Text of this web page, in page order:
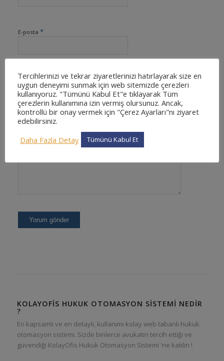
E-posta *
İnternet sitesi
KOLAYOFIS HUKUK OTOMASYON SISTEMI NEDIR
?
En kapsamlı ve en detaylı, kullanımı kolay web tabanlı hukuk
otomasyon sistemi. Sizde binlerce avukatın tercih ettiği ve
güvendiği KolayOfis Hukuk Otomasyon Sistemi 'ne katılın !
Tercihlerinizi ve tekrar ziyaretlerinizi hatırlayarak size en
uygun deneyimi sunmak için web sitemizde çerezleri
kullanıyoruz. "Tümünü Kabul Et"e tıklayarak Tüm
çerezlerin kullanımına izin vermiş olursunuz. Ancak,
kontrollü bir onay vermek için "Çerez Ayarları"nı ziyaret
edebilirsiniz.
Daha Fazla Detay
Tümünü Kabul Et